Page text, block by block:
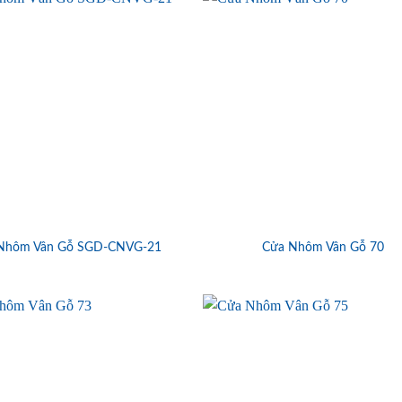
Vân Gỗ SGD-CNVG-21 Cửa Nhôm Vân Gỗ 70